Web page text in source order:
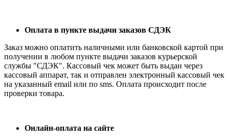
Оплата в пункте выдачи заказов СДЭК
Заказ можно оплатить наличными или банковской картой при
получении в любом пункте выдачи заказов курьерской
службы "СДЭК". Кассовый чек может быть выдан через
кассовый аппарат, так и отправлен электронный кассовый чек
на указанный email или по sms. Оплата происходит после
проверки товара.
Онлайн-оплата на сайте